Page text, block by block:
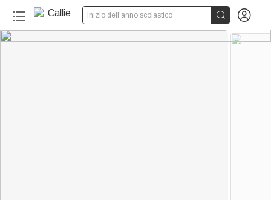
Inizio dell'anno scolastico  